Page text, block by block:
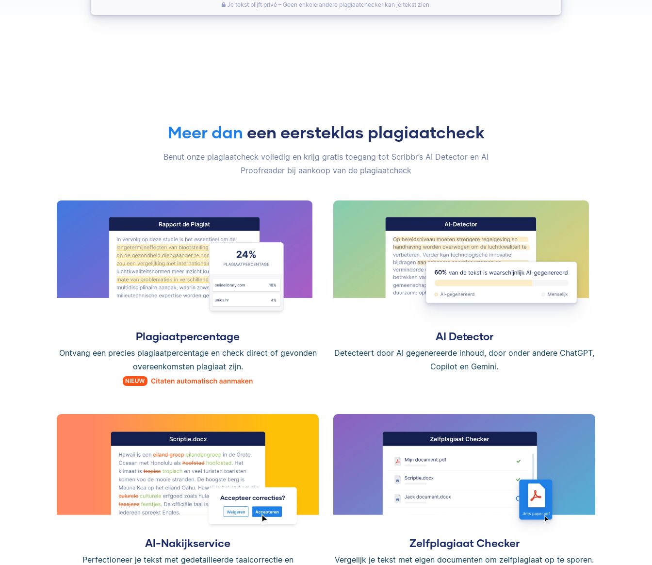
Je tekst blijft privé – Geen enkele andere plagiaatchecker kan je tekst zien.
Meer dan een eersteklas plagiaatcheck
Benut onze plagiaatcheck volledig en krijg gratis toegang tot Scribbr’s AI Detector en AI
Proofreader bij aankoop van de plagiaatcheck
Plagiaatpercentage
Ontvang een precies plagiaatpercentage en check direct of gevonden
overeenkomsten plagiaat zijn.
AI Detector
Detecteert door AI gegenereerde inhoud, door onder andere ChatGPT,
Copilot en Gemini.
AI-Nakijkservice
Perfectioneer je tekst met gedetailleerde taalcorrectie en
Zelfplagiaat Checker
Vergelijk je tekst met eigen documenten om zelfplagiaat op te sporen.